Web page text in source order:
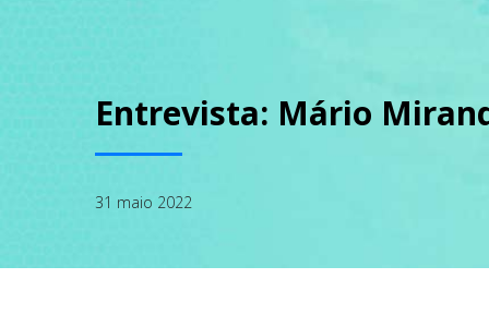
Entrevista: Mário
31 maio 2022